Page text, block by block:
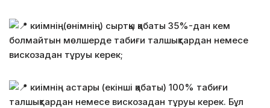
киімнің(өнімнің) сыртқы қабаты 35%-дан кем
болмайтын мөлшерде табиғи талшықтардан немесе
вискозадан тұруы керек;
киімнің астары (екінші қабаты) 100% табиғи
талшықтардан немесе вискозадан тұруы керек. Бұл